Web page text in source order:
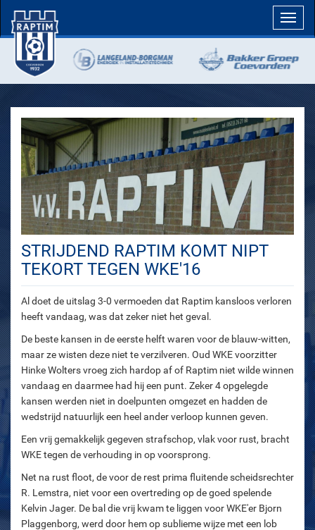
STRIJDEND RAPTIM KOMT NIPT
TEKORT TEGEN WKE'16
Al doet de uitslag 3-0 vermoeden dat Raptim kansloos verloren
heeft vandaag, was dat zeker niet het geval.
De beste kansen in de eerste helft waren voor de blauw-witten,
maar ze wisten deze niet te verzilveren. Oud WKE voorzitter
Hinke Wolters vroeg zich hardop af of Raptim niet wilde winnen
vandaag en daarmee had hij een punt. Zeker 4 opgelegde
kansen werden niet in doelpunten omgezet en hadden de
wedstrijd natuurlijk een heel ander verloop kunnen geven.
Een vrij gemakkelijk gegeven strafschop, vlak voor rust, bracht
WKE tegen de verhouding in op voorsprong.
Net na rust floot, de voor de rest prima fluitende scheidsrechter
R. Lemstra, niet voor een overtreding op de goed spelende
Kelvin Jager. De bal die vrij kwam te liggen voor WKE'er Bjorn
Plaggenborg, werd door hem op sublieme wijze met een lob